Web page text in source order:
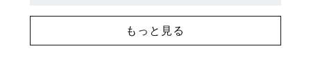
もっと見る